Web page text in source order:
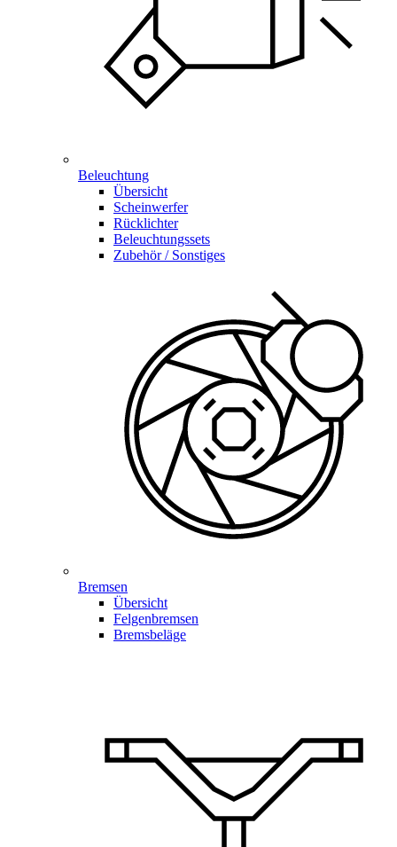
Beleuchtung
Übersicht
Scheinwerfer
Rücklichter
Beleuchtungssets
Zubehör / Sonstiges
Bremsen
Übersicht
Felgenbremsen
Bremsbeläge